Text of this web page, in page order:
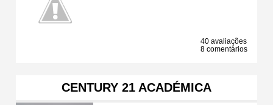
40 avaliações
8 comentários
CENTURY 21 ACADÉMICA